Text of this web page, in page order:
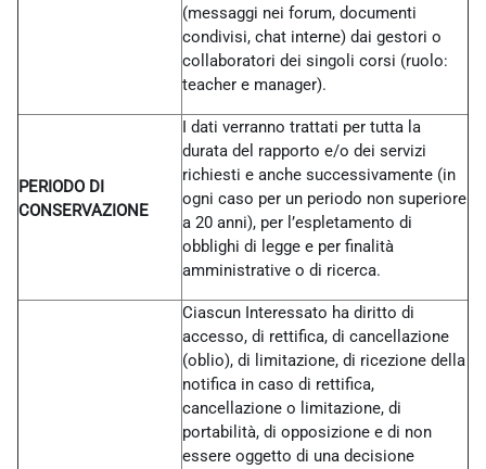
(messaggi nei forum, documenti
condivisi, chat interne) dai gestori o
collaboratori dei singoli corsi (ruolo:
teacher e manager).
PERIODO DI
CONSERVAZIONE
I dati verranno trattati per tutta la
durata del rapporto e/o dei servizi
richiesti e anche successivamente (in
ogni caso per un periodo non superiore
a 20 anni), per l’espletamento di
obblighi di legge e per finalità
amministrative o di ricerca.
Ciascun Interessato ha diritto di
accesso, di rettifica, di cancellazione
(oblio), di limitazione, di ricezione della
notifica in caso di rettifica,
cancellazione o limitazione, di
portabilità, di opposizione e di non
essere oggetto di una decisione